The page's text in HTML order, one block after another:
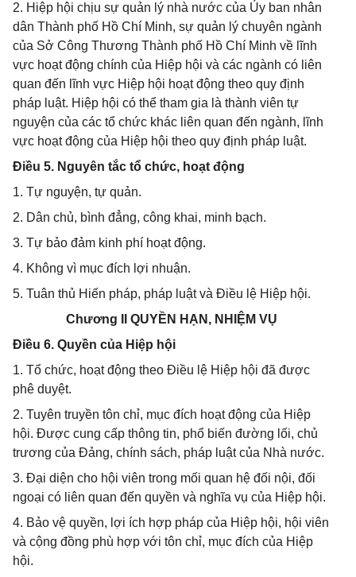
2. Hiệp hội chịu sự quản lý nhà nước của Ủy ban nhân
dân Thành phố Hồ Chí Minh, sự quản lý chuyên ngành
của Sở Công Thương Thành phố Hồ Chí Minh về lĩnh
vực hoạt động chính của Hiệp hội và các ngành có liên
quan đến lĩnh vực Hiệp hội hoạt động theo quy định
pháp luật. Hiệp hội có thể tham gia là thành viên tự
nguyện của các tổ chức khác liên quan đến ngành, lĩnh
vực hoạt động của Hiệp hội theo quy định pháp luật.
Điều 5. Nguyên tắc tổ chức, hoạt động
1. Tự nguyện, tự quản.
2. Dân chủ, bình đẳng, công khai, minh bạch.
3. Tự bảo đảm kinh phí hoạt động.
4. Không vì mục đích lợi nhuận.
5. Tuân thủ Hiến pháp, pháp luật và Điều lệ Hiệp hội.
Chương II QUYỀN HẠN, NHIỆM VỤ
Điều 6. Quyền của Hiệp hội
1. Tổ chức, hoạt động theo Điều lệ Hiệp hội đã được
phê duyệt.
2. Tuyên truyền tôn chỉ, mục đích hoạt động của Hiệp
hội. Được cung cấp thông tin, phổ biến đường lối, chủ
trương của Đảng, chính sách, pháp luật của Nhà nước.
3. Đại diện cho hội viên trong mối quan hệ đối nội, đối
ngoại có liên quan đến quyền và nghĩa vụ của Hiệp hội.
4. Bảo vệ quyền, lợi ích hợp pháp của Hiệp hội, hội viên
và cộng đồng phù hợp với tôn chỉ, mục đích của Hiệp
hội.